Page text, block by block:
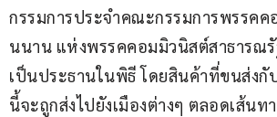
กรรมการประจำคณะกรรมการพรรค
นนาน แห่งพรรคคอมมิวนิสต์สาธารณ
เป็นประธานในพิธี โดยสินค้าที่ขนส่งกั
นี้จะถูกส่งไปยังเมืองต่างๆ ตลอดเส้นท